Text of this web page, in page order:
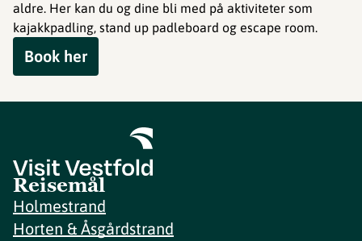
aldre. Her kan du og dine bli med på aktiviteter som
kajakkpadling, stand up padleboard og escape room.
Book her
Reisemål
Holmestrand
Horten & Åsgårdstrand